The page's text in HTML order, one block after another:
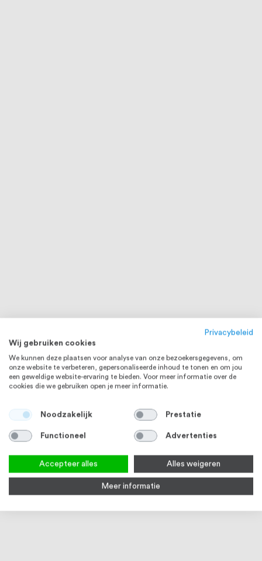
Privacybeleid
Wij gebruiken cookies
We kunnen deze plaatsen voor analyse van onze bezoekersgegevens, om
onze website te verbeteren, gepersonaliseerde inhoud te tonen en om jou
een geweldige website-ervaring te bieden. Voor meer informatie over de
cookies die we gebruiken open je meer informatie.
Noodzakelijk Prestatie
Functioneel Advertenties
Accepteer alles Alles weigeren
Meer informatie